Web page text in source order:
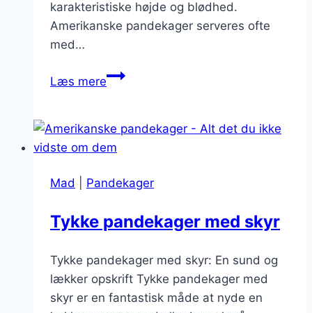
karakteristiske højde og blødhed.
Amerikanske pandekager serveres ofte
med…
Læs mereAmerikanske
med
æg
Mad Pandekager
Tykke pandekager med skyr
Tykke pandekager med skyr: En sund og
lækker opskrift Tykke pandekager med
skyr er en fantastisk måde at nyde en